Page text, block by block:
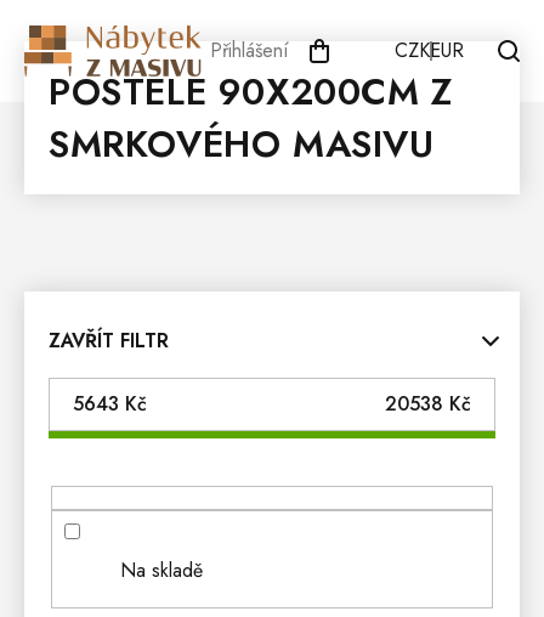
obsah
Přihlášení CZKEUR
POSTELE 90X200CM Z
SMRKOVÉHO MASIVU
ZAVŘÍT FILTR
5643 Kč 20538 Kč
Na skladě